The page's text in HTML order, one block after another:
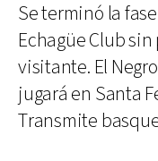
Se terminó la
Echagüe Club
visitante. El
jugará en Santa
Transmite